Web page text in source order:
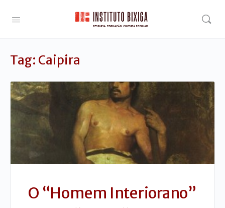
Tag: Caipira
O “Homem Interiorano”